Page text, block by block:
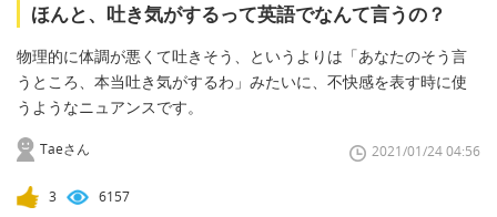
ほんと、吐き気がするって英語でなんて言うの？
物理的に体調が悪くて吐きそう、というよりは「あなたのそう言
うところ、本当吐き気がするわ」みたいに、不快感を表す時に使
うようなニュアンスです。
Taeさん 2021/01/24 04:56
3 6157